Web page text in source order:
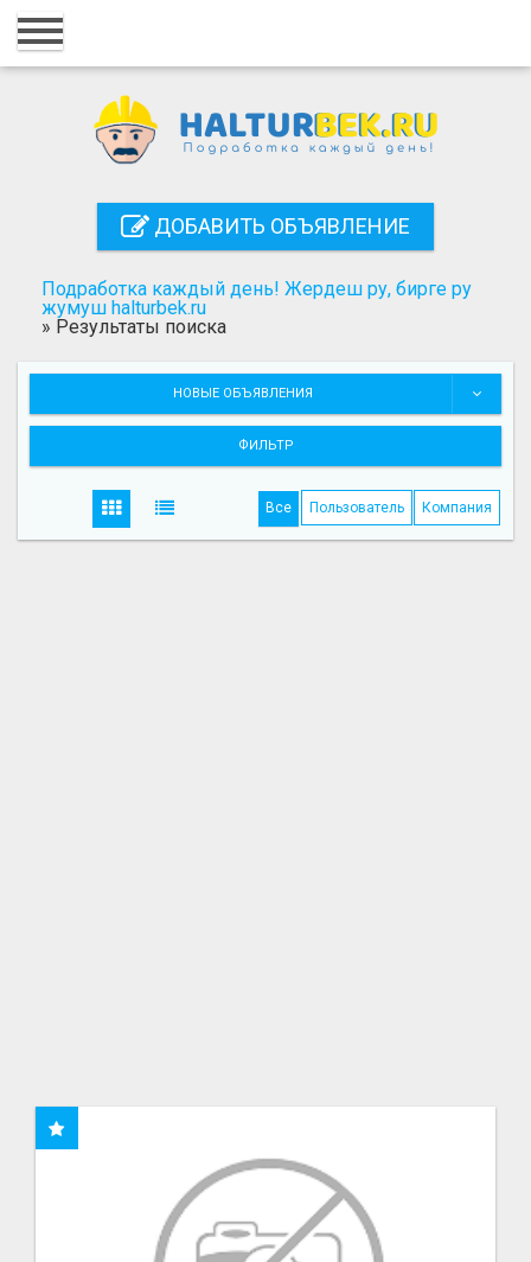
Главная
Регистрация
Поиск
ДОБАВИТЬ ОБЪЯВЛЕНИЕ
Подработка каждый день! Жердеш ру, бирге ру
жумуш halturbek.ru
» Результаты поиска
НОВЫЕ ОБЪЯВЛЕНИЯ
ФИЛЬТР
Все Пользователь Компания